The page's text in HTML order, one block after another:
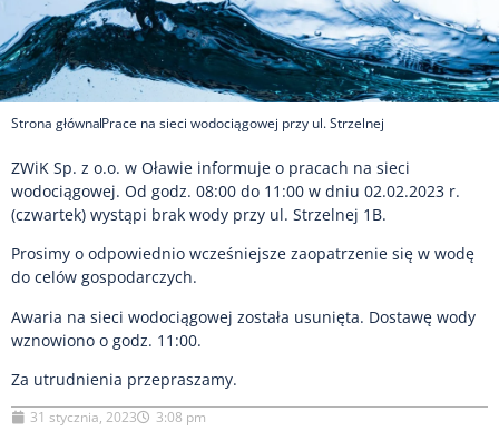
Strona głównaPrace na sieci wodociągowej przy ul. Strzelnej
ZWiK Sp. z o.o. w Oławie informuje o pracach na sieci
wodociągowej. Od godz. 08:00 do 11:00 w dniu 02.02.2023 r.
(czwartek) wystąpi brak wody przy ul. Strzelnej 1B.
Prosimy o odpowiednio wcześniejsze zaopatrzenie się w wodę
do celów gospodarczych.
Awaria na sieci wodociągowej została usunięta. Dostawę wody
wznowiono o godz. 11:00.
Za utrudnienia przepraszamy.
31 stycznia, 2023 3:08 pm